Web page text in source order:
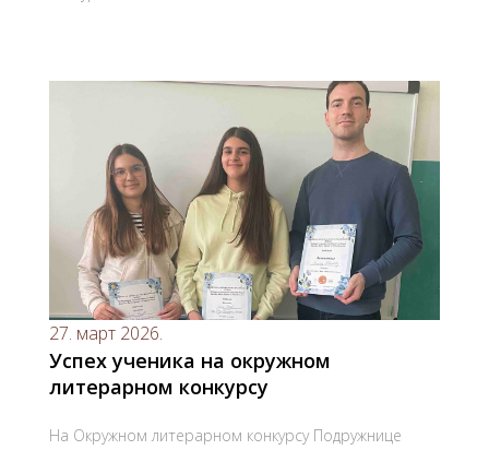
27. март 2026.
Успех ученика на окружном
литерарном конкурсу
На Окружном литерарном конкурсу Подружнице